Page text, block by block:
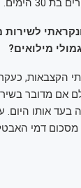
הימים.
לשירות
מילואים?
הקצבאות,
אם מדובר
אותו היום.
מסכום דמי